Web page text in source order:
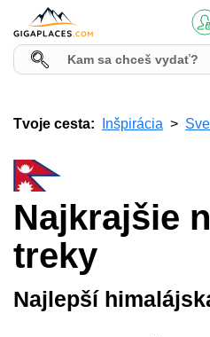
Tvoje cesta: Inšpirácia
Najkrajšie
treky
Najlepší